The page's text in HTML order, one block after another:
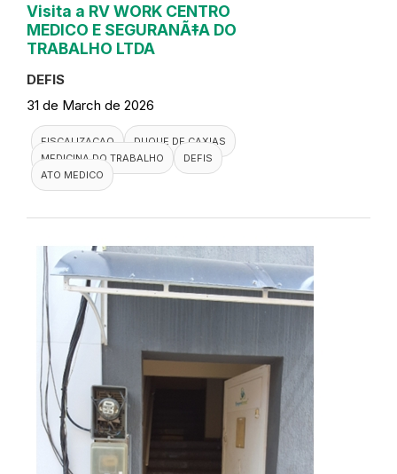
Visita a RV WORK CENTRO
MEDICO E SEGURANÃ‡A DO
TRABALHO LTDA
DEFIS
31 de March de 2026
FISCALIZACAO
DUQUE DE CAXIAS
MEDICINA DO TRABALHO
DEFIS
ATO MEDICO